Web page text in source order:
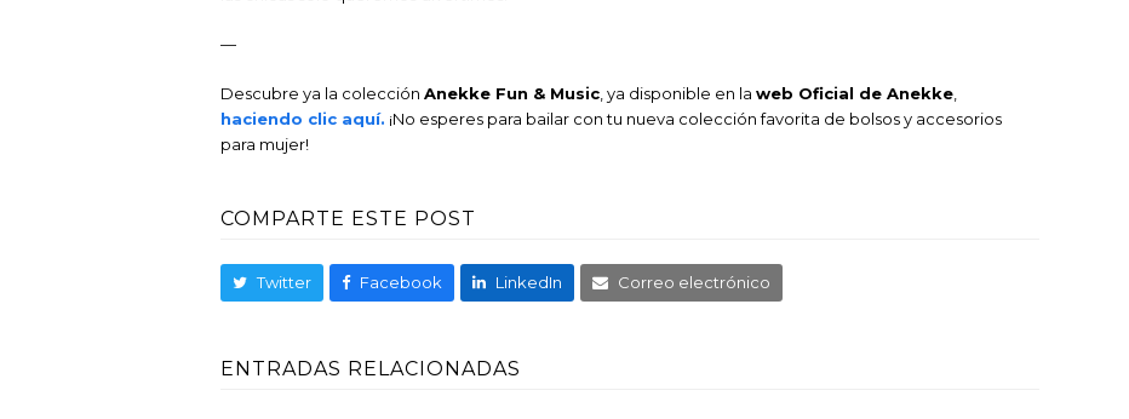
—
Descubre ya la colección Anekke Fun & Music , ya disponible en la web Oficial de Anekke
haciendo clic aquí. ¡No esperes para bailar con tu nueva colección favorita de bolsos y accesorios
para mujer!
COMPARTE ESTE POST
Twitter Facebook LinkedIn Correo electrónico
ENTRADAS RELACIONADAS